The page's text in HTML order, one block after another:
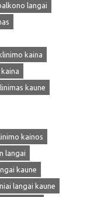
langai
kaina
kaune
kainos
langai
kaune
langai kaune